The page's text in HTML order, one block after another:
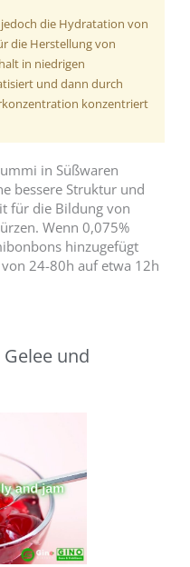
die Hydratation von
die Herstellung von
in niedrigen
und dann durch
konzentriert
in Süßwaren
bessere Struktur und
für die Bildung von
Wenn 0,075%
hinzugefügt
24-80h auf etwa 12h
und